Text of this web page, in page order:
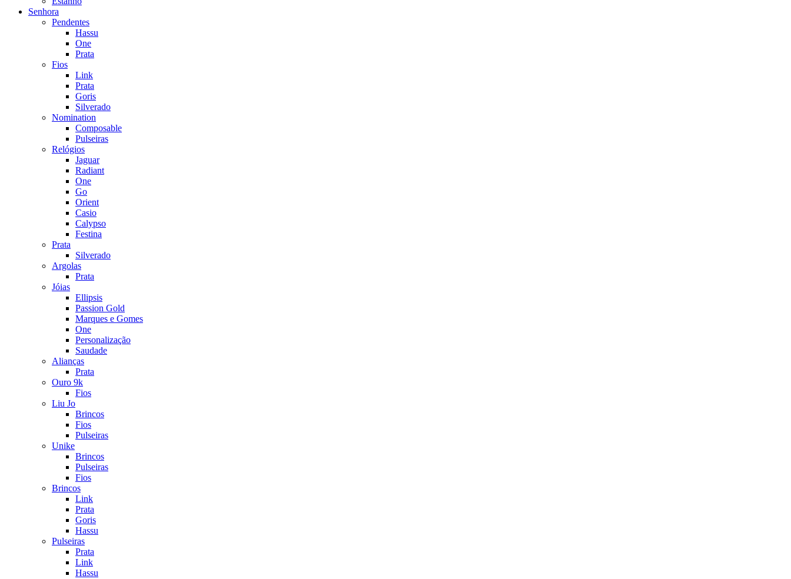
Senhora
Pendentes
Hassu
One
Prata
Fios
Link
Prata
Goris
Silverado
Nomination
Composable
Pulseiras
Relógios
Jaguar
Radiant
One
Go
Orient
Casio
Calypso
Festina
Prata
Silverado
Argolas
Prata
Jóias
Ellipsis
Passion Gold
Marques e Gomes
One
Personalização
Saudade
Alianças
Prata
Ouro 9k
Fios
Liu Jo
Brincos
Fios
Pulseiras
Unike
Brincos
Pulseiras
Fios
Brincos
Link
Prata
Goris
Hassu
Pulseiras
Prata
Link
Hassu